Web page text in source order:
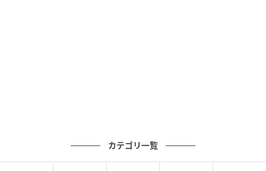
カテゴリ一覧